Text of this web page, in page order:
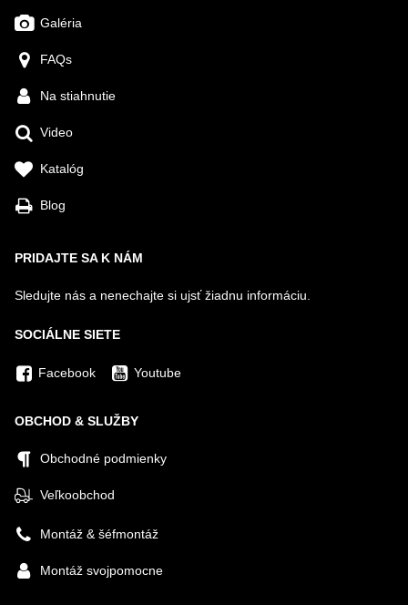
Galéria
FAQs
Na stiahnutie
Video
Katalóg
Blog
PRIDAJTE SA K NÁM
Sledujte nás a nenechajte si ujsť žiadnu informáciu.
SOCIÁLNE SIETE
Facebook Youtube
OBCHOD & SLUŽBY
Obchodné podmienky
Veľkoobchod
Montáž & šéfmontáž
Montáž svojpomocne